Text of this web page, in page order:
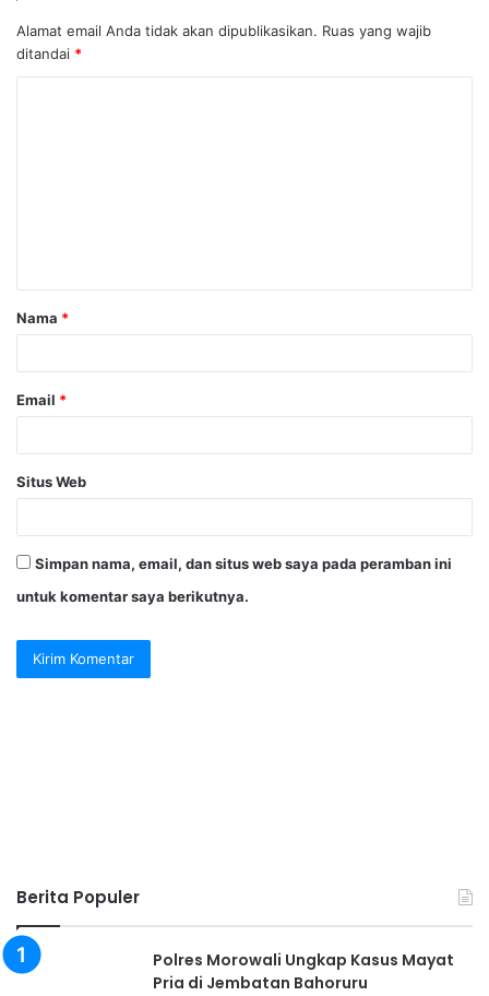
Alamat email Anda tidak akan dipublikasikan. Ruas yang wajib
ditandai *
a
r
Nama *
Email *
Situs Web
Simpan nama, email, dan situs web saya pada peramban ini
untuk komentar saya berikutnya.
Berita Populer
Polres Morowali Ungkap Kasus Mayat
Pria di Jembatan Bahoruru